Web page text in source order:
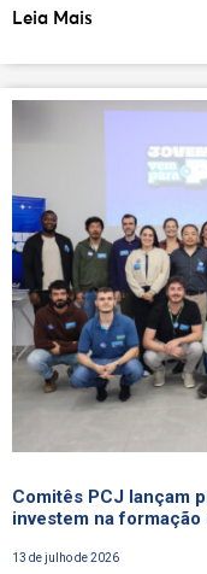
Leia Mais
Comitês PCJ lançam
investem na formação
13 de julho de 2026